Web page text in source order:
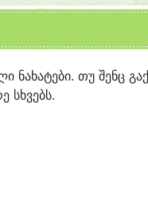
ნახატები. თუ შენც
სხვებს.